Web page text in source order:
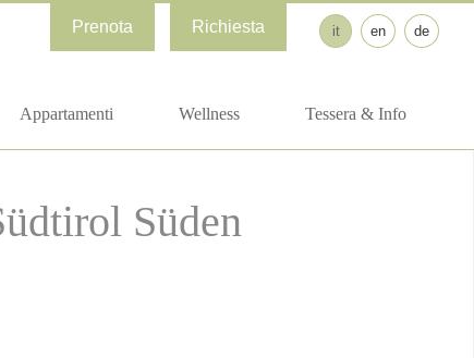
Prenota Richiesta it en de
Appartamenti Wellness Tessera & Info
Süden